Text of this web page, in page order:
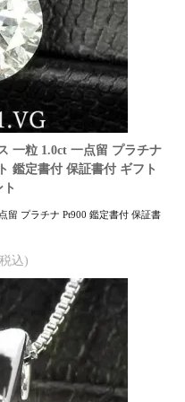
一粒 1.0ct 一点留 プラチナ
鑑定書付 保証書付 ギフト
留 プラチナ Pt900 鑑定書付 保証書
込)